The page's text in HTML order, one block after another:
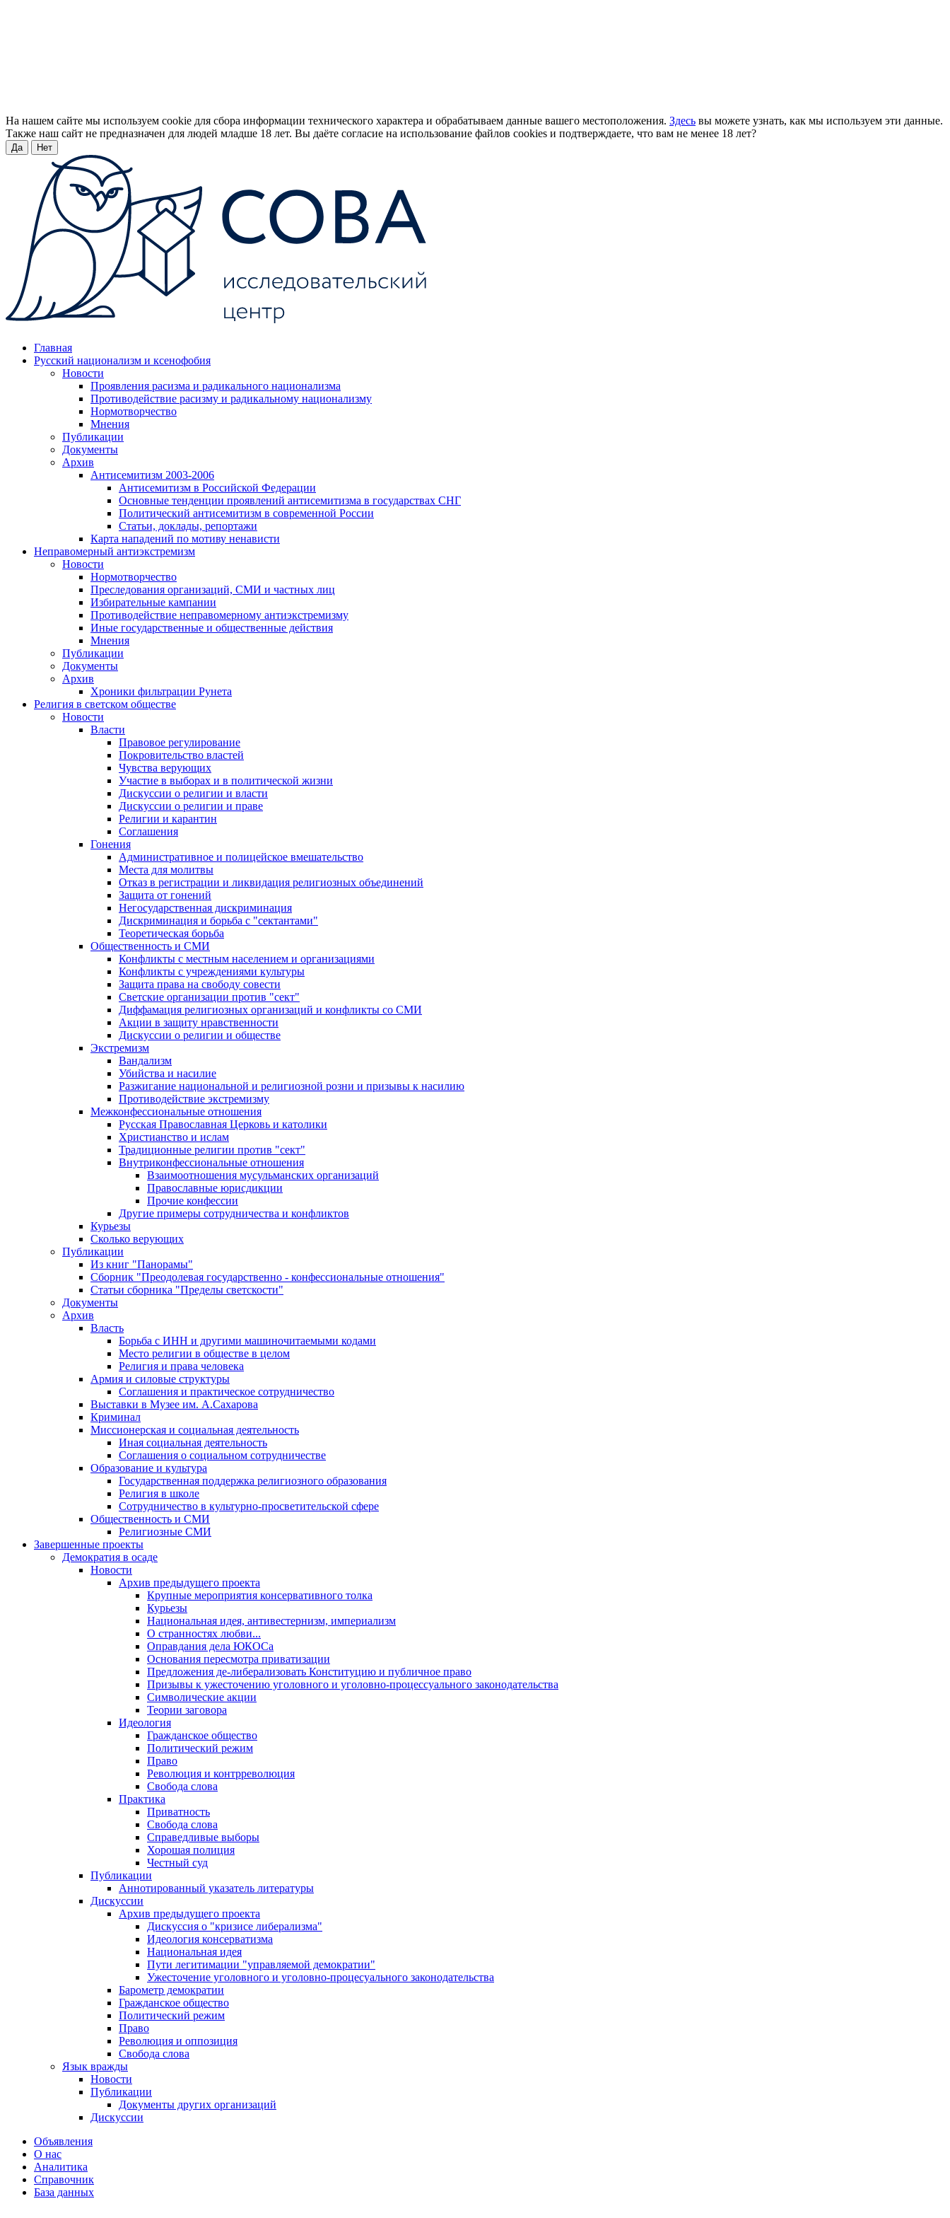
На нашем сайте мы используем cookie для сбора информации технического характера и обрабатываем данные вашего местоположения. Здесь вы можете узнать, как мы используем эти данные.
Также наш сайт не предназначен для людей младше 18 лет. Вы даёте согласие на использование файлов cookies и подтверждаете, что вам не менее 18 лет?
Да Нет
Главная
Русский национализм и ксенофобия
Новости
Проявления расизма и радикального национализма
Противодействие расизму и радикальному национализму
Нормотворчество
Мнения
Публикации
Документы
Архив
Антисемитизм 2003-2006
Антисемитизм в Российской Федерации
Основные тенденции проявлений антисемитизма в государствах СНГ
Политический антисемитизм в современной России
Статьи, доклады, репортажи
Карта нападений по мотиву ненависти
Неправомерный антиэкстремизм
Новости
Нормотворчество
Преследования организаций, СМИ и частных лиц
Избирательные кампании
Противодействие неправомерному антиэкстремизму
Иные государственные и общественные действия
Мнения
Публикации
Документы
Архив
Хроники фильтрации Рунета
Религия в светском обществе
Новости
Власти
Правовое регулирование
Покровительство властей
Чувства верующих
Участие в выборах и в политической жизни
Дискуссии о религии и власти
Дискуссии о религии и праве
Религии и карантин
Соглашения
Гонения
Административное и полицейское вмешательство
Места для молитвы
Отказ в регистрации и ликвидация религиозных объединений
Защита от гонений
Негосударственная дискриминация
Дискриминация и борьба с "сектантами"
Теоретическая борьба
Общественность и СМИ
Конфликты с местным населением и организациями
Конфликты с учреждениями культуры
Защита права на свободу совести
Светские организации против "сект"
Диффамация религиозных организаций и конфликты со СМИ
Акции в защиту нравственности
Дискуссии о религии и обществе
Экстремизм
Вандализм
Убийства и насилие
Разжигание национальной и религиозной розни и призывы к насилию
Противодействие экстремизму
Межконфессиональные отношения
Русская Православная Церковь и католики
Христианство и ислам
Традиционные религии против "сект"
Внутриконфессиональные отношения
Взаимоотношения мусульманских организаций
Православные юрисдикции
Прочие конфессии
Другие примеры сотрудничества и конфликтов
Курьезы
Сколько верующих
Публикации
Из книг "Панорамы"
Сборник "Преодолевая государственно - конфессиональные отношения"
Статьи сборника "Пределы светскости"
Документы
Архив
Власть
Борьба с ИНН и другими машиночитаемыми кодами
Место религии в обществе в целом
Религия и права человека
Армия и силовые структуры
Соглашения и практическое сотрудничество
Выставки в Музее им. А.Сахарова
Криминал
Миссионерская и социальная деятельность
Иная социальная деятельность
Соглашения о социальном сотрудничестве
Образование и культура
Государственная поддержка религиозного образования
Религия в школе
Сотрудничество в культурно-просветительской сфере
Общественность и СМИ
Религиозные СМИ
Завершенные проекты
Демократия в осаде
Новости
Архив предыдущего проекта
Крупные мероприятия консервативного толка
Курьезы
Национальная идея, антивестернизм, империализм
О странностях любви...
Оправдания дела ЮКОСа
Основания пересмотра приватизации
Предложения де-либерализовать Конституцию и публичное право
Призывы к ужесточению уголовного и уголовно-процессуального законодательства
Символические акции
Теории заговора
Идеология
Гражданское общество
Политический режим
Право
Революция и контрреволюция
Свобода слова
Практика
Приватность
Свобода слова
Справедливые выборы
Хорошая полиция
Честный суд
Публикации
Аннотированный указатель литературы
Дискуссии
Архив предыдущего проекта
Дискуссия о "кризисе либерализма"
Идеология консерватизма
Национальная идея
Пути легитимации "управляемой демократии"
Ужесточение уголовного и уголовно-процесуального законодательства
Барометр демократии
Гражданское общество
Политический режим
Право
Революция и оппозиция
Свобода слова
Язык вражды
Новости
Публикации
Документы других организаций
Дискуссии
Объявления
О нас
Аналитика
Справочник
База данных